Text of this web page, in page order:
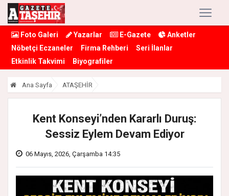
Foto Galeri Yazarlar E-Gazete
Anketler
Nöbetçi Eczaneler
Firma Rehberi
Seri İlanlar
Etkinlik Takvimi
Biyografiler
Ana Sayfa ATAŞEHİR
Kent Konseyi’nden Kararlı Duruş:
Sessiz Eylem Devam Ediyor
06 Mayıs, 2026, Çarşamba 14:35